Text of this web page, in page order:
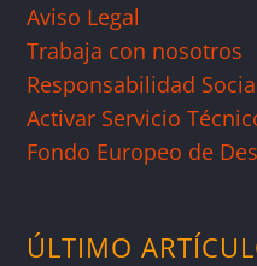
Aviso Legal
Trabaja con nosotros
Responsabilidad
Activar Servicio
Fondo Europeo de
ÚLTIMO